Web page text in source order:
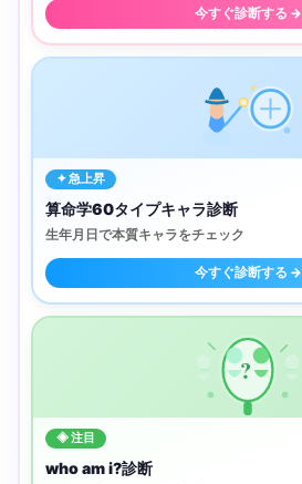
今すぐ診断する →
✦ 急上昇
算命学60タイプキャラ診断
生年月日で本質キャラをチェック
今すぐ診断する →
?
◈ 注目
who am i?診断